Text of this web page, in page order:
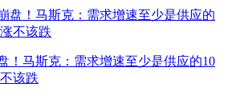
！马斯克：需求增速至少是供应的10
该跌